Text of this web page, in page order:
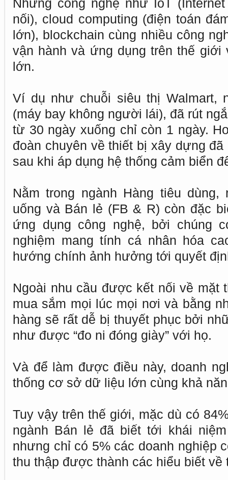
Những công nghệ như IoT
nối), cloud computing (điện toán
lớn), blockchain cùng nhiều công
vận hành và ứng dụng trên thế giới
lớn.
Ví dụ như chuỗi siêu thị Walmart,
(máy bay không người lái), đã rút
từ 30 ngày xuống chỉ còn 1 ngày.
đoàn chuyên về thiết bị xây dựng
sau khi áp dụng hệ thống cảm biển
Nằm trong ngành Hàng tiêu
uống và Bán lẻ (FB & R) còn đặc
ứng dụng công nghệ, bởi chúng
nghiệm mang tính cá nhân hóa
hướng chính ảnh hưởng tới quyết
Ngoài nhu cầu được kết nối về mặt
mua sắm mọi lúc mọi nơi và bằng
hàng sẽ rất dễ bị thuyết phục bởi
như được “đo ni đóng giày” với họ.
Và để làm được điều này, doanh
thống cơ sở dữ liệu lớn cùng khả
Tuy vậy trên thế giới, mặc dù có
ngành Bán lẻ đã biết tới khái
nhưng chỉ có 5% các doanh nghiệp
thu thập được thành các hiểu biết về